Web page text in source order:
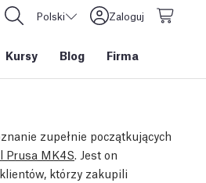
Polski Zaloguj
Kursy Blog Firma
zupełnie początkujących
Prusa MK4S. Jest on
którzy zakupili